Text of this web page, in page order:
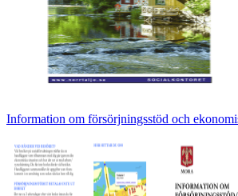
Information om försörjningsstöd och